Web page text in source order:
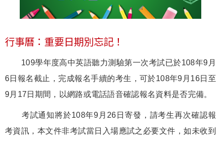
行事曆：重要日期別忘記！
109學年度高中英語聽力測驗第一次考試已於108年9月
6日報名截止，完成報名手續的考生，可於108年9月16日至
9月17日期間，以網路或電話語音確認報名資料是否完備。
考試通知將於108年9月26日寄發，請考生再次確認報
考資訊，本文件非考試當日入場應試之必要文件，如未收到